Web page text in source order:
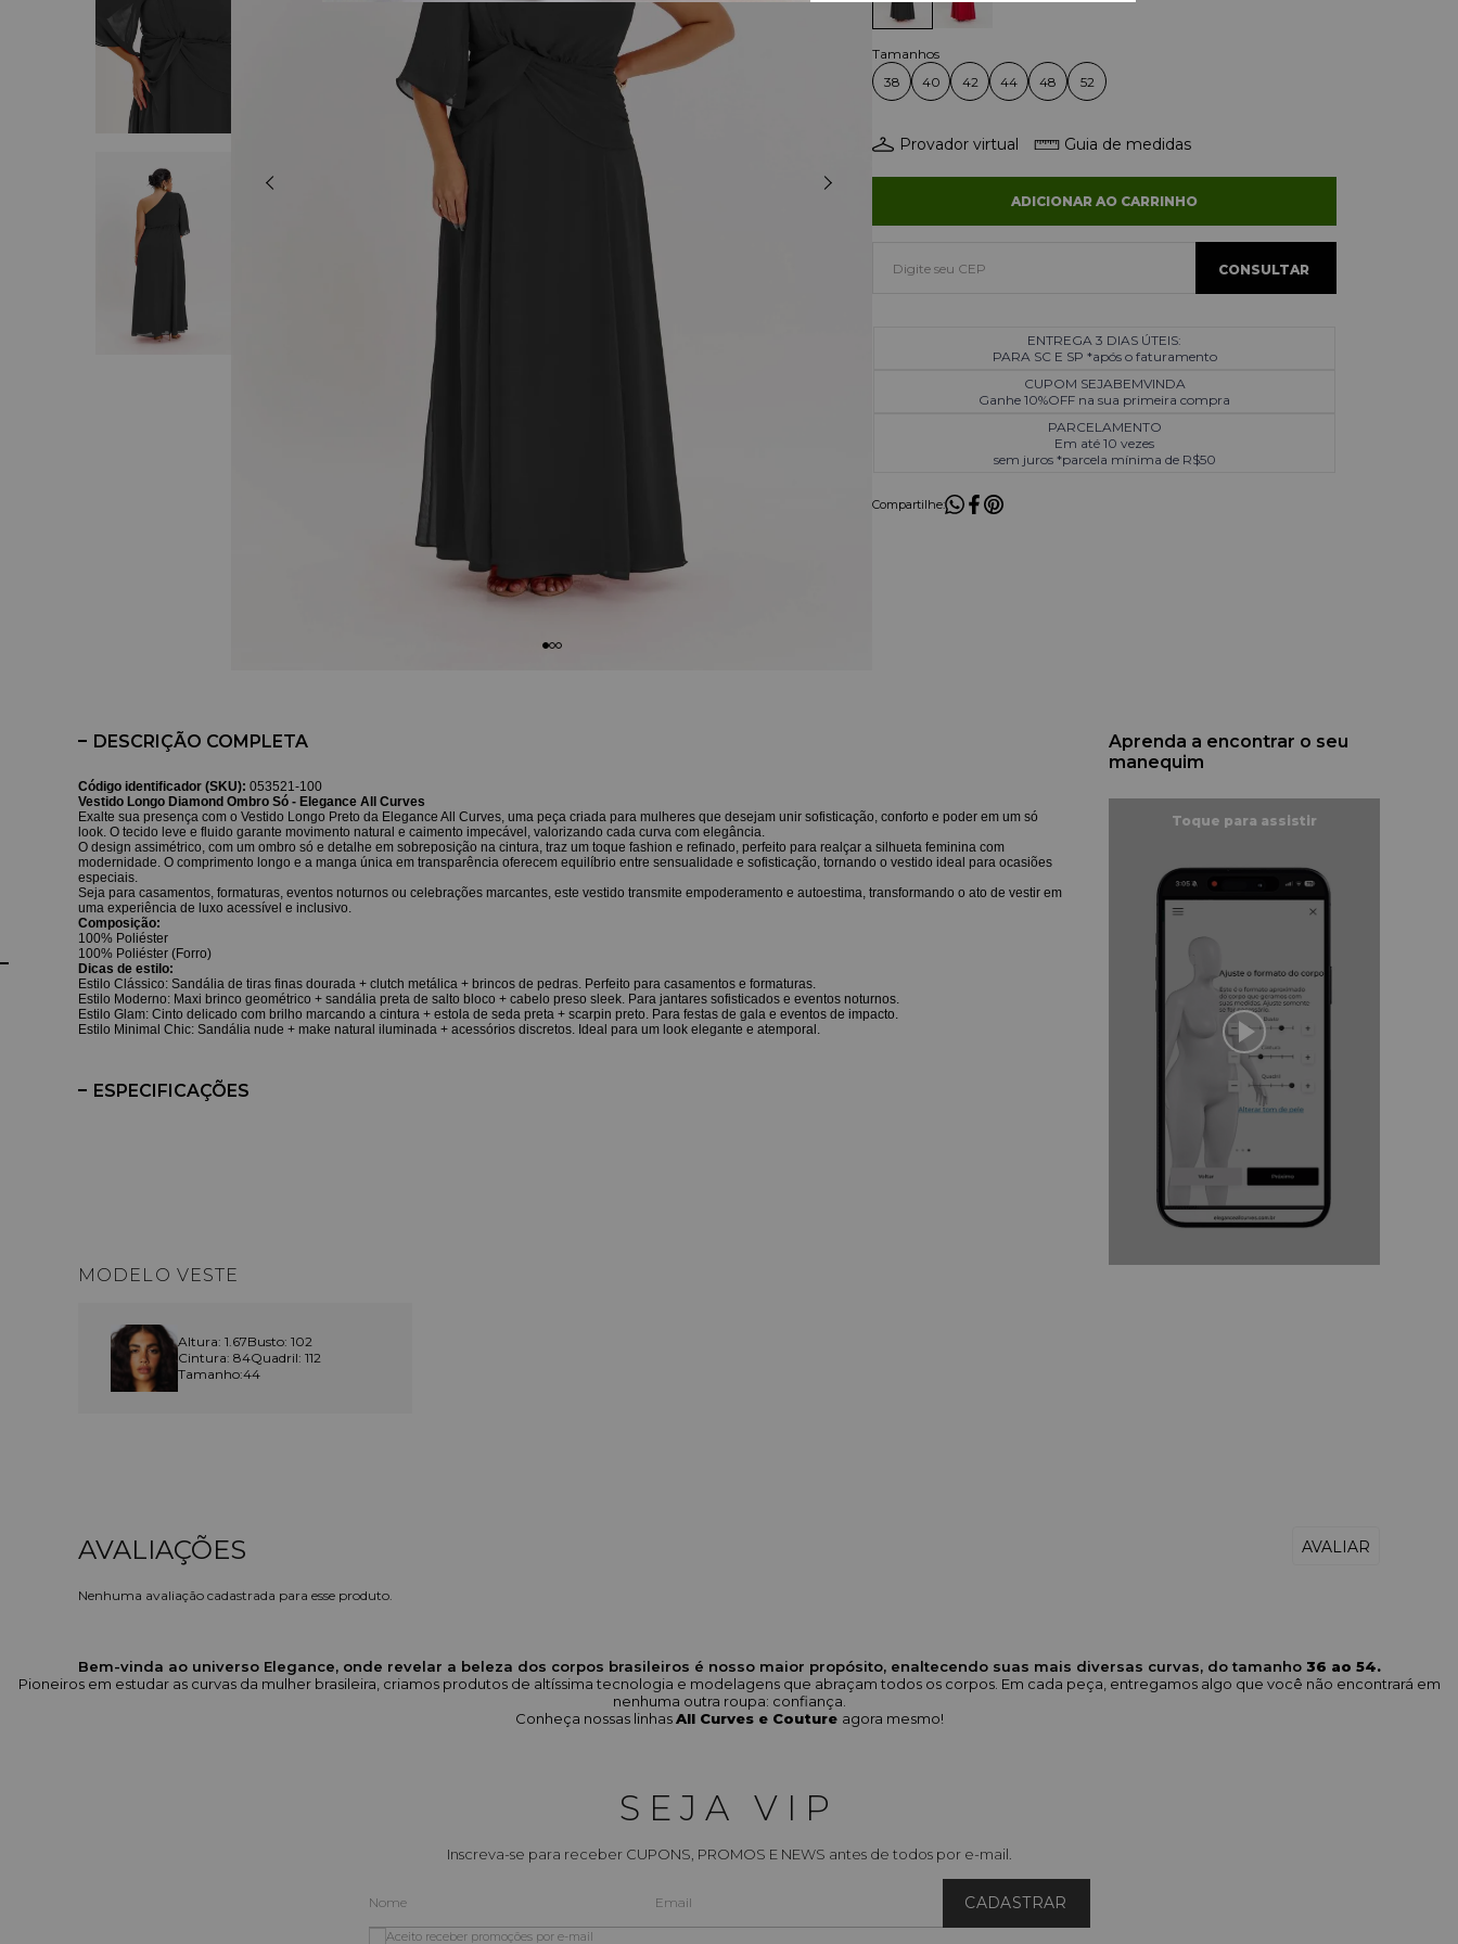
38 40 42 44 48 52
Provador virtual Guia de medidas
ADICIONAR AO CARRINHO
ENTREGA 3 DIAS ÚTEIS:
PARA SC E SP *após o faturamento
CUPOM SEJABEMVINDA
Ganhe 10%OFF na sua primeira compra
PARCELAMENTO
Em até 10 vezes
sem juros *parcela mínima de R$50
Compartilhe:
DESCRIÇÃO COMPLETA
Código identificador (SKU): 053521-100
Vestido Longo Diamond Ombro Só - Elegance All Curves
Exalte sua presença com o Vestido Longo Preto da Elegance All Curves, uma peça criada para mulheres que desejam unir sofisticação, conforto e poder em um só
look. O tecido leve e fluido garante movimento natural e caimento impecável, valorizando cada curva com elegância.
O design assimétrico, com um ombro só e detalhe em sobreposição na cintura, traz um toque fashion e refinado, perfeito para realçar a silhueta feminina com
modernidade. O comprimento longo e a manga única em transparência oferecem equilíbrio entre sensualidade e sofisticação, tornando o vestido ideal para ocasiões
especiais.
Seja para casamentos, formaturas, eventos noturnos ou celebrações marcantes, este vestido transmite empoderamento e autoestima, transformando o ato de vestir em
uma experiência de luxo acessível e inclusivo.
Composição:
100% Poliéster
100% Poliéster (Forro)
Dicas de estilo:
Estilo Clássico: Sandália de tiras finas dourada + clutch metálica + brincos de pedras. Perfeito para casamentos e formaturas.
Estilo Moderno: Maxi brinco geométrico + sandália preta de salto bloco + cabelo preso sleek. Para jantares sofisticados e eventos noturnos.
Estilo Glam: Cinto delicado com brilho marcando a cintura + estola de seda preta + scarpin preto. Para festas de gala e eventos de impacto.
Estilo Minimal Chic: Sandália nude + make natural iluminada + acessórios discretos. Ideal para um look elegante e atemporal.
ESPECIFICAÇÕES
Aprenda a encontrar o seu
manequim
MODELO VESTE
Altura: 1.67Busto: 102
Cintura: 84Quadril: 112
Tamanho:44
Nenhuma avaliação cadastrada para esse produto.
Bem-vinda ao universo Elegance, onde revelar a beleza dos corpos brasileiros é nosso maior propósito, enaltecendo suas mais diversas curvas, do tamanho36 ao 54.
Pioneiros em estudar as curvas da mulher brasileira, criamos produtos de altíssima tecnologia e modelagens que abraçam todos os corpos. Em cada peça, entregamos algo que você não encontrará em
nenhuma outra roupa: confiança.
Conheça nossas linhasAll Curves e Couture agora mesmo!
SEJA VIP
Inscreva-se para receber CUPONS, PROMOS E NEWS antes de todos por e-mail.
CADASTRAR
Aceito receber promoções por e-mail